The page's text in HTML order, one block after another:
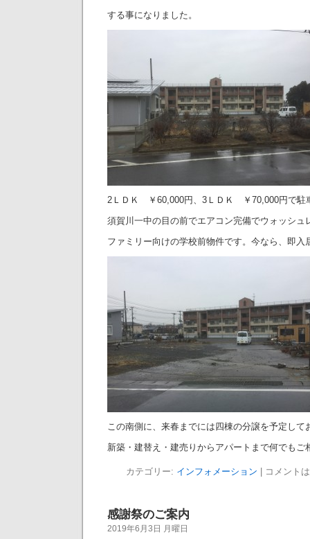
する事になりました。
2ＬＤＫ ￥60,000円、3ＬＤＫ ￥70,000円で駐
須賀川一中の目の前でエアコン完備でウォッシュ
ファミリー向けの学校前物件です。今なら、即入
この南側に、来春までには四棟の分譲を予定して
新築・建替え・建売りからアパートまで何でもご
カテゴリー: インフォメーション コメント
感謝祭のご案内
2019年6月3日 月曜日